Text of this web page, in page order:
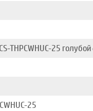
THPCWHUC-25
25